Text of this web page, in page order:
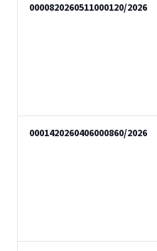
0000820260511000120/2026
0001420260406000860/2026